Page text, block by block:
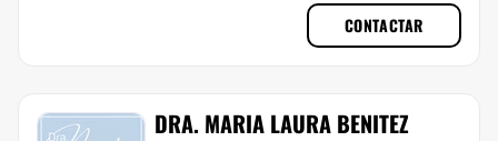
CONTACTAR
DRA. MARIA LAURA BENITEZ